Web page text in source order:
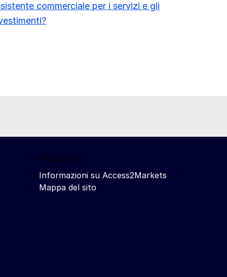
commerciale per i servizi e gli
Chi siamo
Informazioni su Access2Markets
Mappa del sito